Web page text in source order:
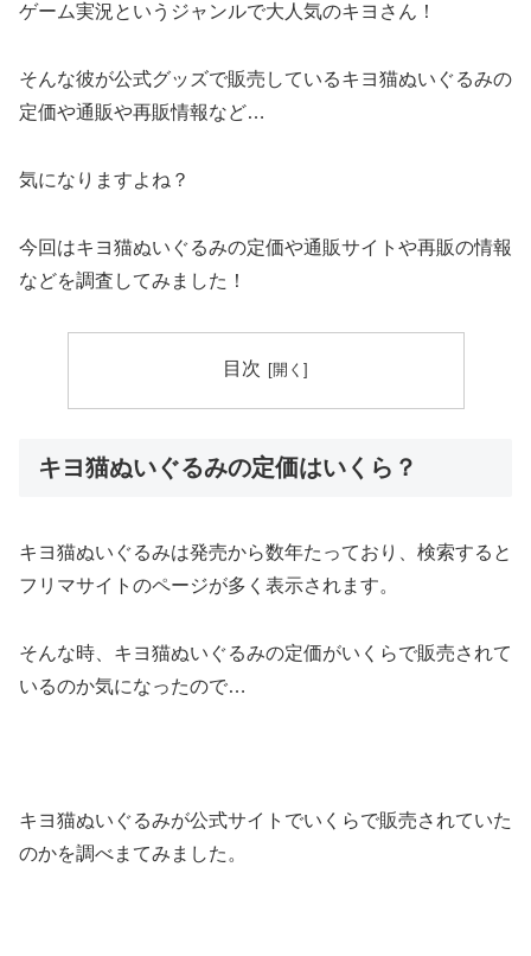
ゲーム実況というジャンルで大人気のキヨさん！
そんな彼が公式グッズで販売しているキヨ猫ぬいぐるみの
定価や通販や再販情報など…
気になりますよね？
今回はキヨ猫ぬいぐるみの定価や通販サイトや再販の情報
などを調査してみました！
目次
キヨ猫ぬいぐるみの定価はいくら？
キヨ猫ぬいぐるみは発売から数年たっており、検索すると
フリマサイトのページが多く表示されます。
そんな時、キヨ猫ぬいぐるみの定価がいくらで販売されて
いるのか気になったので…
キヨ猫ぬいぐるみが公式サイトでいくらで販売されていた
のかを調べまてみました。